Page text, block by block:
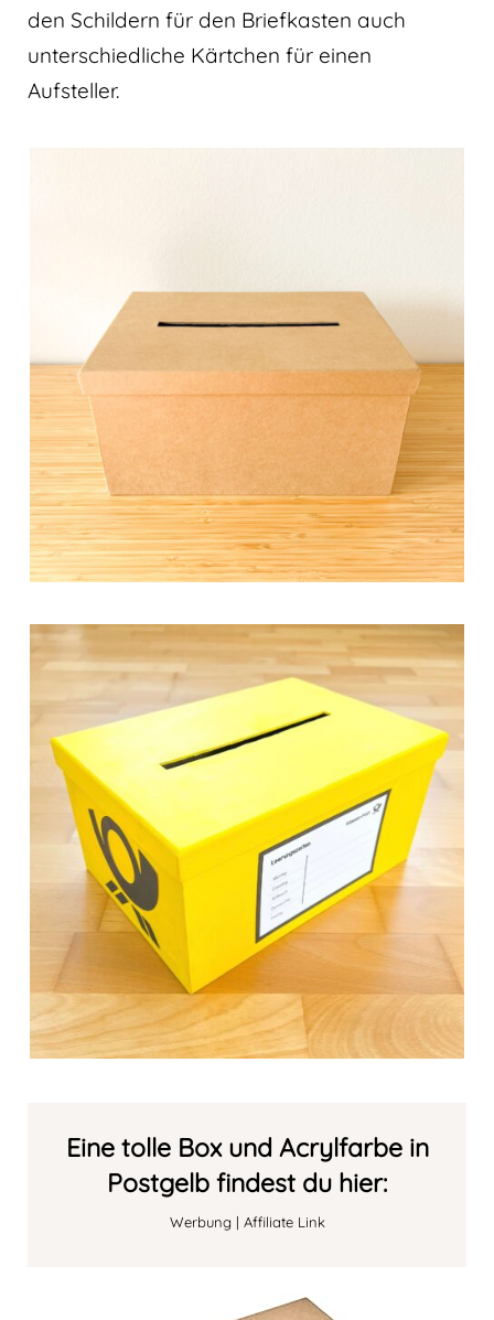
den Schildern für den Briefkasten auch
unterschiedliche Kärtchen für einen
Aufsteller.
Eine tolle Box und Acrylfarbe in
Postgelb findest du hier:
Werbung | Affiliate Link